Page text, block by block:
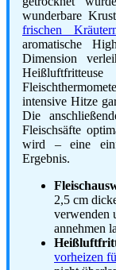
wunderbare
frischen
aromatische
Dimension
intensive Hitze
Die
Fleischsäfte
wird – eine
Ergebnis.
2,5 cm
verwenden
annehmen
vorheizen